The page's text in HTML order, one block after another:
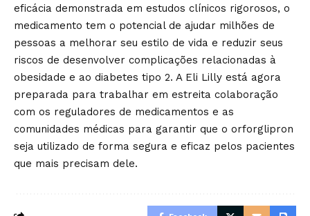
eficácia demonstrada em estudos clínicos rigorosos, o
medicamento tem o potencial de ajudar milhões de
pessoas a melhorar seu estilo de vida e reduzir seus
riscos de desenvolver complicações relacionadas à
obesidade e ao diabetes tipo 2. A Eli Lilly está agora
preparada para trabalhar em estreita colaboração
com os reguladores de medicamentos e as
comunidades médicas para garantir que o orforglipron
seja utilizado de forma segura e eficaz pelos pacientes
que mais precisam dele.